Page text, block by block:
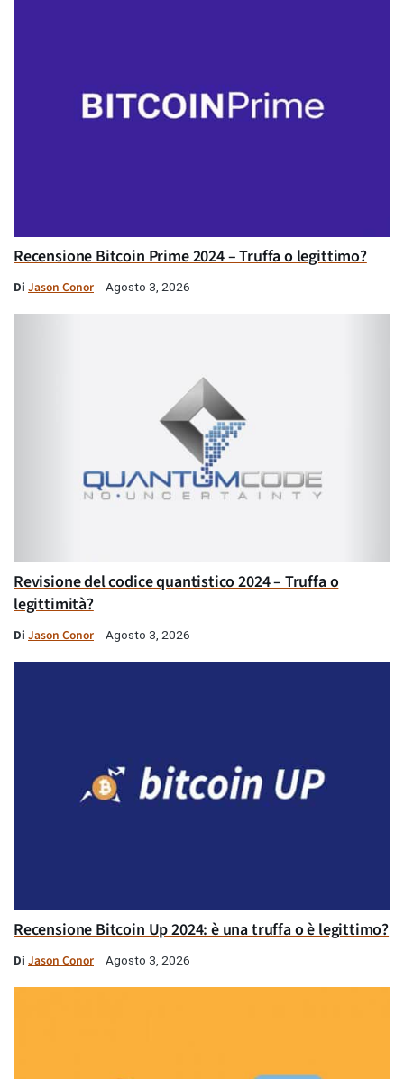
Recensione Bitcoin Prime 2024 – Truffa o legittimo?
Di Jason Conor Agosto 3, 2026
Revisione del codice quantistico 2024 – Truffa o
legittimità?
Di Jason Conor Agosto 3, 2026
Recensione Bitcoin Up 2024: è una truffa o è legittimo?
Di Jason Conor Agosto 3, 2026